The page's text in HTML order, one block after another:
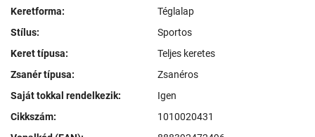
Keretforma:
Téglalap
Stílus:
Sportos
Keret típusa:
Teljes keretes
Zsanér típusa:
Zsanéros
Saját tokkal rendelkezik:
Igen
Cikkszám:
1010020431